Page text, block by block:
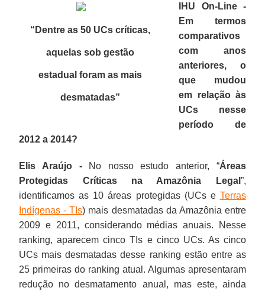
“Dentre as 50 UCs críticas,
aquelas sob gestão
estadual foram as mais
desmatadas”
IHU On-Line -
Em termos
comparativos
com anos
anteriores, o
que mudou
em relação às
UCs nesse
período de
2012 a 2014?
Elis Araújo -No nosso estudo anterior, “Áreas
Protegidas Críticas na Amazônia Legal ”,
identificamos as 10 áreas protegidas (UCs e Terras
Indígenas - TIs) mais desmatadas da Amazônia entre
2009 e 2011, considerando médias anuais. Nesse
ranking, aparecem cinco TIs e cinco UCs. As cinco
UCs mais desmatadas desse ranking estão entre as
25 primeiras do ranking atual. Algumas apresentaram
redução no desmatamento anual, mas este, ainda